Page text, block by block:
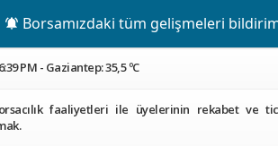
Borsamızdaki tüm gelişmeleri
PM - Gaziantep: 35,5 ºC
faaliyetleri ile üyelerinin rekabet ve